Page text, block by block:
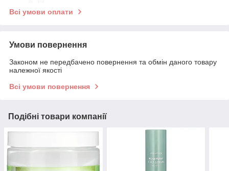
Всі умови оплати
Умови повернення
Законом не передбачено повернення та обмін даного товару
належної якості
Всі умови повернення
Подібні товари компанії